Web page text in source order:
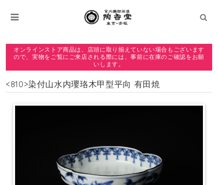
オンラインストア商品は、店頭に取り揃えていない場合もございます
ので、実物をご覧にご来店される際には、事前に在庫のご確認をお願
いします。
<810>染付山水内瓔珞木甲型平向 有田焼